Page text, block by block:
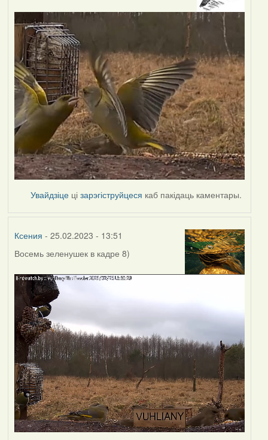
Увайдзіце цізарэгіструйцеся каб пакідаць каментары.
Ксения - 25.02.2023 - 13:51
Восемь зеленушек в кадре 8)